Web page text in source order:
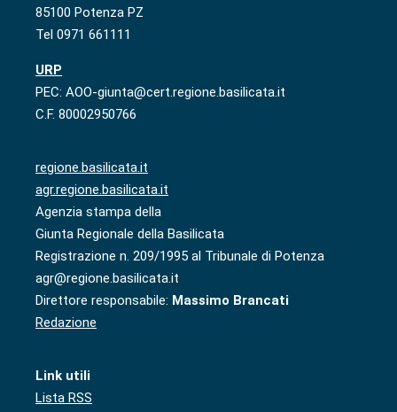
85100 Potenza PZ
Tel 0971 661111
URP
PEC: AOO-giunta@cert.regione.basilicata.it
C.F. 80002950766
regione.basilicata.it
agr.regione.basilicata.it
Agenzia stampa della
Giunta Regionale della Basilicata
Registrazione n. 209/1995 al Tribunale di Potenza
agr@regione.basilicata.it
Direttore responsabile: Massimo Brancati
Redazione
Link utili
Lista RSS